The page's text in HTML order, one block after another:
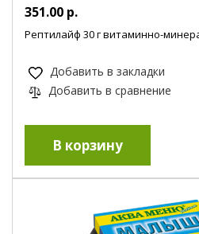
351.00 р.
Рептилайф 30 г витаминно-
Добавить в закладки
Добавить в сравнение